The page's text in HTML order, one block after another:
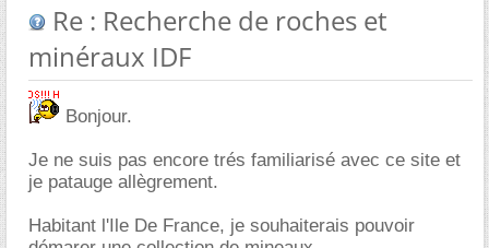
Re : Recherche de roches et
minéraux IDF
Bonjour.
Je ne suis pas encore trés familiarisé avec ce site et
je patauge allègrement.
Habitant l'Ile De France, je souhaiterais pouvoir